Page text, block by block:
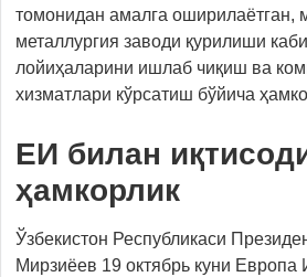
томонидан амалга оширилаётган,
металлургия заводи қурилиши
лойиҳаларини ишлаб чиқиш ва
хизматлари кўрсатиш бўйича
ЕИ билан
ҳамкорлик
Ўзбекистон Республикаси
Мирзиёев 19 октябрь куни Европа